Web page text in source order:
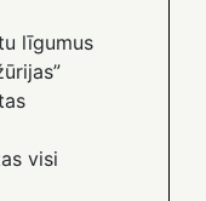
līgumus
visi